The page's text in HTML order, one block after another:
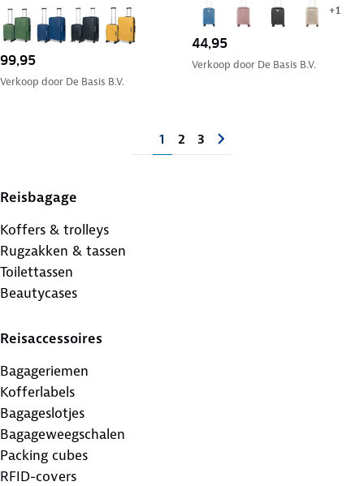
99,95
Verkoop door De Basis B.V.
+1
44,95
Verkoop door De Basis B.V.
1 2 3
Reisbagage
Koffers & trolleys
Rugzakken & tassen
Toilettassen
Beautycases
Reisaccessoires
Bagageriemen
Kofferlabels
Bagageslotjes
Bagageweegschalen
Packing cubes
RFID-covers